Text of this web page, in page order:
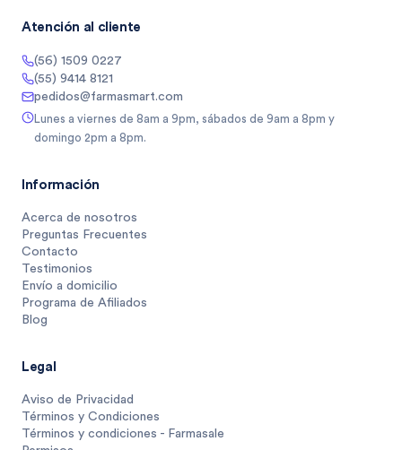
Atención al cliente
(56) 1509 0227
(55) 9414 8121
pedidos@farmasmart.com
Lunes a viernes de 8am a 9pm, sábados de 9am a 8pm y
domingo 2pm a 8pm.
Información
Acerca de nosotros
Preguntas Frecuentes
Contacto
Testimonios
Envío a domicilio
Programa de Afiliados
Blog
Legal
Aviso de Privacidad
Términos y Condiciones
Términos y condiciones - Farmasale